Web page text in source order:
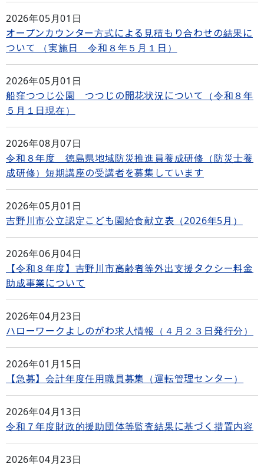
2026年05月01日
オープンカウンター方式による見積もり合わせの結果に
ついて （実施日 令和８年５月１日）
2026年05月01日
船窪つつじ公園 つつじの開花状況について（令和８年
５月１日現在）
2026年08月07日
令和８年度 徳島県地域防災推進員養成研修（防災士養
成研修）短期講座の受講者を募集しています
2026年05月01日
吉野川市公立認定こども園給食献立表（2026年5月）
2026年06月04日
【令和８年度】吉野川市高齢者等外出支援タクシー料金
助成事業について
2026年04月23日
ハローワークよしのがわ求人情報（４月２３日発行分）
2026年01月15日
【急募】会計年度任用職員募集（運転管理センター）
2026年04月13日
令和７年度財政的援助団体等監査結果に基づく措置内容
2026年04月23日